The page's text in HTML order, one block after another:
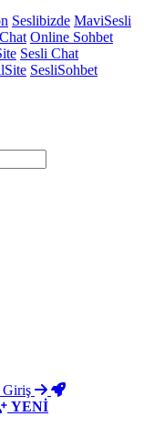
Seslibizde MaviSesli
Online Sohbet
Sesli Chat
SesliSohbet
Giriş
YENİ